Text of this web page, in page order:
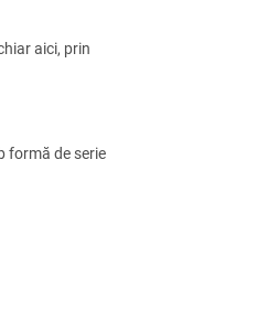
aici, prin
formă de serie